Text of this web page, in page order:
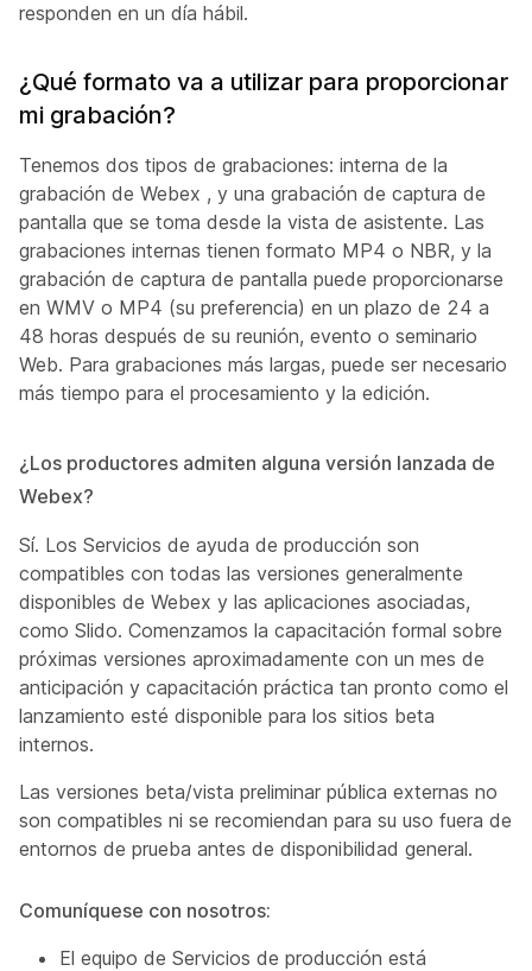
responden en un día hábil.
¿Qué formato va a utilizar para proporcionar
mi grabación?
Tenemos dos tipos de grabaciones: interna de la
grabación de Webex , y una grabación de captura de
pantalla que se toma desde la vista de asistente. Las
grabaciones internas tienen formato MP4 o NBR, y la
grabación de captura de pantalla puede proporcionarse
en WMV o MP4 (su preferencia) en un plazo de 24 a
48 horas después de su reunión, evento o seminario
Web. Para grabaciones más largas, puede ser necesario
más tiempo para el procesamiento y la edición.
¿Los productores admiten alguna versión lanzada de
Webex?
Sí. Los Servicios de ayuda de producción son
compatibles con todas las versiones generalmente
disponibles de Webex y las aplicaciones asociadas,
como Slido. Comenzamos la capacitación formal sobre
próximas versiones aproximadamente con un mes de
anticipación y capacitación práctica tan pronto como el
lanzamiento esté disponible para los sitios beta
internos.
Las versiones beta/vista preliminar pública externas no
son compatibles ni se recomiendan para su uso fuera de
entornos de prueba antes de disponibilidad general.
Comuníquese con nosotros:
El equipo de Servicios de producción está